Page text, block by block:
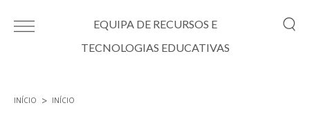
EQUIPA DE RECURSOS E
TECNOLOGIAS EDUCATIVAS
INÍCIO INÍCIO